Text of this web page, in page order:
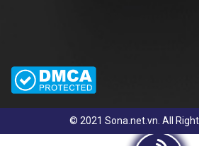
© 2021 Sona.net.vn. All